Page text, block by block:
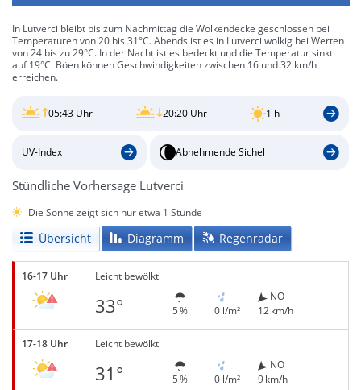
In Lutverci bleibt bis zum Nachmittag die Wolkendecke geschlossen bei
Temperaturen von 20 bis 31°C. Abends ist es in Lutverci wolkig bei Werten
von 24 bis zu 29°C. In der Nacht ist es bedeckt und die Temperatur sinkt
auf 19°C. Böen können Geschwindigkeiten zwischen 16 und 32 km/h
erreichen.
05:43 Uhr 20:20 Uhr 1 h
UV-Index Abnehmende Sichel
Stündliche Vorhersage Lutverci
Die Sonne zeigt sich nur etwa 1 Stunde
Übersicht Diagramm Regenradar
16-17 Uhr Leicht bewölkt
33° 5 % 0 l/m²
NO
12 km/h
17-18 Uhr Leicht bewölkt
31° 5 % 0 l/m²
NO
9 km/h